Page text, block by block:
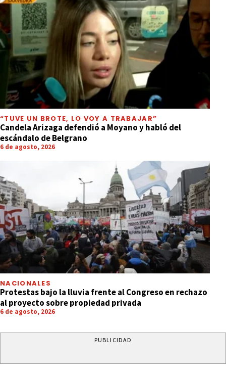
“TUVE UN BROTE, LO VOY A TRABAJAR”
Candela Arizaga defendió a Moyano y habló del
escándalo de Belgrano
6 de agosto, 2026
NACIONALES
Protestas bajo la lluvia frente al Congreso en rechazo
al proyecto sobre propiedad privada
6 de agosto, 2026
PUBLICIDAD